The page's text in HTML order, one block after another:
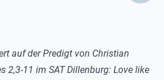
auf der Predigt von Christian
2,3-11 im SAT Dillenburg: Love like